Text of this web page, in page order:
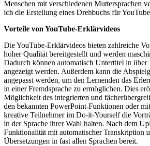
Menschen mit verschiedenen Muttersprachen
ich die Erstellung eines Drehbuchs für
Vorteile von YouTube-Erklärvideos
Die YouTube-Erklärvideos bieten zahlreiche
hoher Qualität bereitgestellt und werden
Dadurch können automatisch Untertitel in über
angezeigt werden. Außerdem kann die
angepasst werden, um den Lernenden das
in einer Fremdsprache zu ermöglichen. Dies
Möglichkeit des integrierten und
den bekannten PowerPoint-Funktionen oder
kreative Teilnehmer im Do-it-Yourself die
in der Sprache ihrer Wahl halten. Nach dem
Funktionalität mit automatischer Transkription
Übersetzungen in fast allen Sprachen bereit.